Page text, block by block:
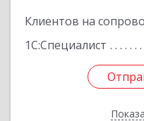
Клиентов на
1С:Специалист